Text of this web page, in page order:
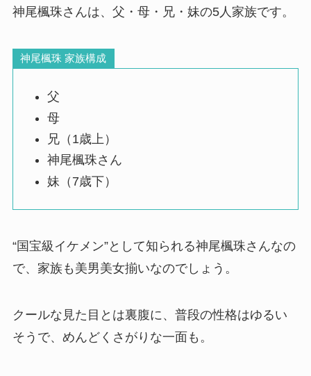
神尾楓珠さんは、父・母・兄・妹の5人家族です。
神尾楓珠 家族構成
父
母
兄（1歳上）
神尾楓珠さん
妹（7歳下）
“国宝級イケメン”として知られる神尾楓珠さんなの
で、家族も美男美女揃いなのでしょう。
クールな見た目とは裏腹に、普段の性格はゆるい
そうで、めんどくさがりな一面も。